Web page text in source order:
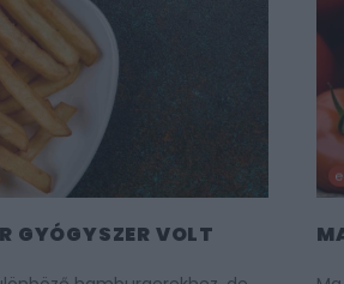
GYÓGYSZER VOLT